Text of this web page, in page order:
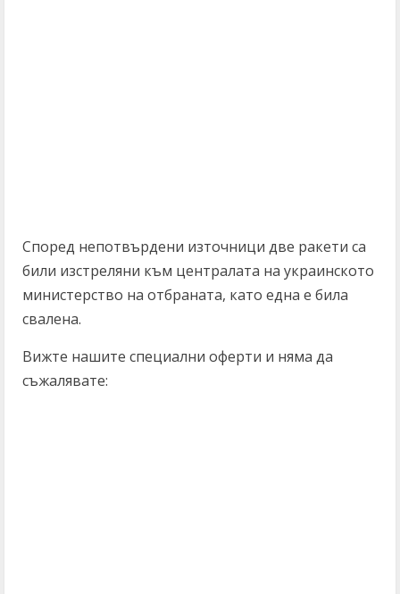
Според непотвърдени източници две ракети са
били изстреляни към централата на украинското
министерство на отбраната, като една е била
свалена.
Вижте нашите специални оферти и няма да
съжалявате: